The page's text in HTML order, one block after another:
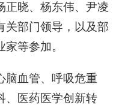
正晓、杨东伟、尹凌
关部门领导，以及部
等参加。
脑血管、呼吸危重
、医药医学创新转